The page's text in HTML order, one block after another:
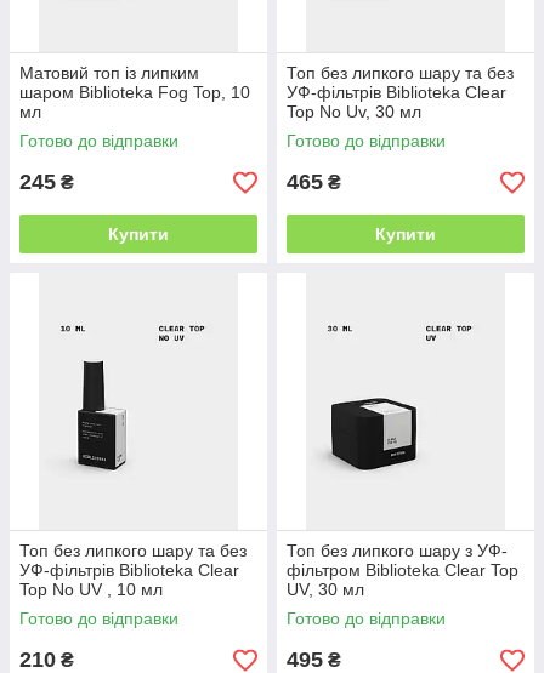
Матовий топ із липким
шаром Biblioteka Fog Top, 10
мл
Готово до відправки
245 ₴
Купити
Топ без липкого шару та без
УФ-фільтрів Biblioteka Clear
Top No Uv, 30 мл
Готово до відправки
465 ₴
Купити
Топ без липкого шару та без
УФ-фільтрів Biblioteka Clear
Top No UV , 10 мл
Готово до відправки
210 ₴
Топ без липкого шару з УФ-
фільтром Biblioteka Clear Top
UV, 30 мл
Готово до відправки
495 ₴